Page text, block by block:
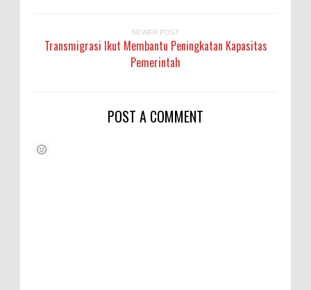
NEWER POST
Transmigrasi Ikut Membantu Peningkatan Kapasitas
Pemerintah
POST A COMMENT